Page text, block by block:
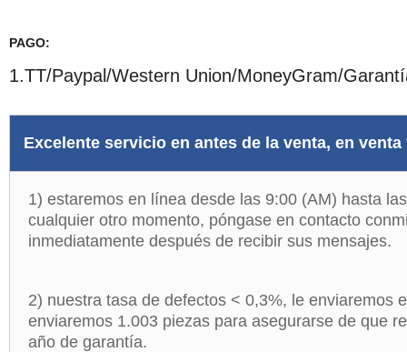
PAGO:
1.TT/Paypal/Western Union/MoneyGram/
Excelente servicio en antes de la venta, en
1) estaremos en línea desde las 9:00 (AM) hasta
cualquier otro momento, póngase en contacto
inmediatamente después de recibir sus mensajes.
2) nuestra tasa de defectos < 0,3%, le enviaremos
enviaremos 1.003 piezas para asegurarse de que
año de garantía.